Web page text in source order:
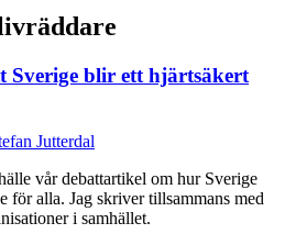
Sverige blir ett hjärtsäkert
Jutterdal
vår debattartikel om hur Sverige
för alla. Jag skriver tillsammans med
i samhället.